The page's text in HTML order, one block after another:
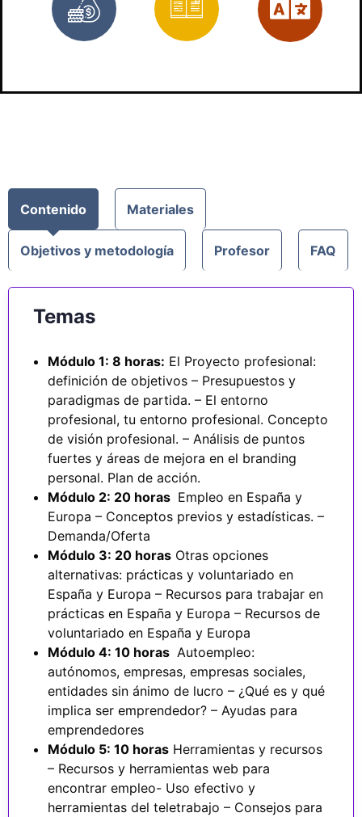
Gratis
Materiales
prácticos
Contenido Materiales
Objetivos y metodología Profesor FAQ
Temas
Módulo 1: 8 horas: El Proyecto profesional:
definición de objetivos – Presupuestos y
paradigmas de partida. – El entorno
profesional, tu entorno profesional. Concepto
de visión profesional. – Análisis de puntos
fuertes y áreas de mejora en el branding
personal. Plan de acción.
Módulo 2: 20 horas Empleo en España y
Europa – Conceptos previos y estadísticas. –
Demanda/Oferta
Módulo 3: 20 horas Otras opciones
alternativas: prácticas y voluntariado en
España y Europa – Recursos para trabajar en
prácticas en España y Europa – Recursos de
voluntariado en España y Europa
Módulo 4: 10 horas Autoempleo:
autónomos, empresas, empresas sociales,
entidades sin ánimo de lucro – ¿Qué es y qué
implica ser emprendedor? – Ayudas para
emprendedores
Módulo 5: 10 horas Herramientas y recursos
– Recursos y herramientas web para
encontrar empleo- Uso efectivo y
herramientas del teletrabajo – Consejos para